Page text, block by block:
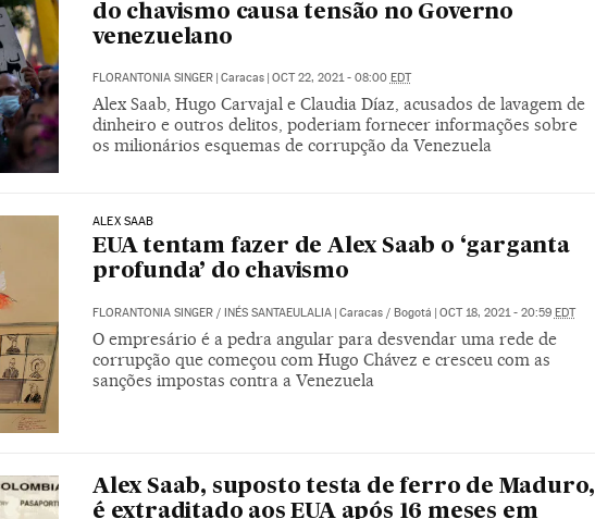
do chavismo causa tensão no Governo
venezuelano
FLORANTONIA SINGER | Caracas | OCT 22, 2021 - 08:00 EDT
Alex Saab, Hugo Carvajal e Claudia Díaz, acusados de lavagem de
dinheiro e outros delitos, poderiam fornecer informações sobre
os milionários esquemas de corrupção da Venezuela
ALEX SAAB
EUA tentam fazer de Alex Saab o ‘garganta
profunda’ do chavismo
FLORANTONIA SINGER/ INÉS SANTAEULALIA Caracas / Bogotá OCT 18, 2021 - 20:59 EDT
O empresário é a pedra angular para desvendar uma rede de
corrupção que começou com Hugo Chávez e cresceu com as
sanções impostas contra a Venezuela
Alex Saab, suposto testa de ferro de Maduro,
é extraditado aos EUA após 16 meses em